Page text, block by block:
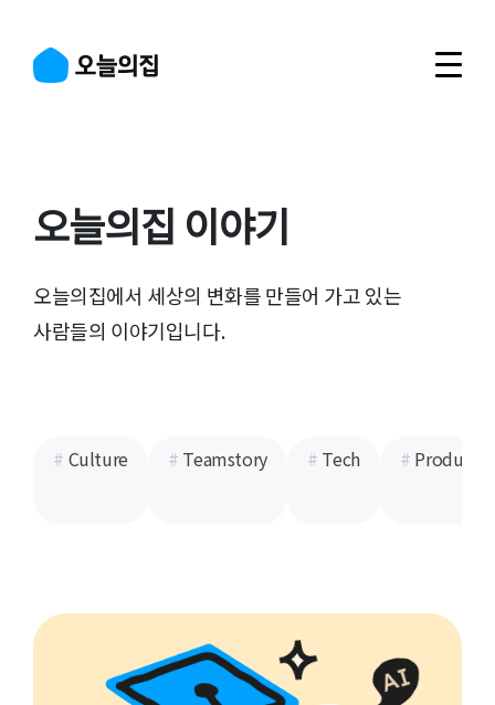
오늘의집 이야기
오늘의집에서 세상의 변화를 만들어 가고 있는
사람들의 이야기입니다.
# Culture # Teamstory # Tech # Product